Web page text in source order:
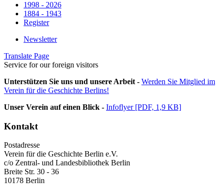
1998 - 2026
1884 - 1943
Register
Newsletter
Translate Page
Service for our foreign visitors
Unterstützen Sie uns und unsere Arbeit - Werden Sie Mitglied im
Verein für die Geschichte Berlins!
Unser Verein auf einen Blick - Infoflyer [PDF, 1,9 KB]
Kontakt
Postadresse
Verein für die Geschichte Berlin e.V.
c/o Zentral- und Landesbibliothek Berlin
Breite Str. 30 - 36
10178 Berlin